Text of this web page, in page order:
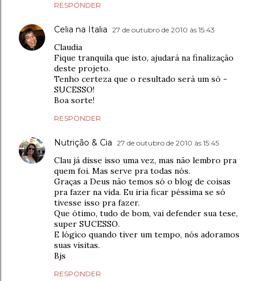
RESPONDER
Celia na Italia 27 de outubro de 2010 às 15:43
Claudia
Fique tranquila que isto, ajudará na finalização
deste projeto.
Tenho certeza que o resultado será um só -
SUCESSO!
Boa sorte!
RESPONDER
Nutrição & Cia 27 de outubro de 2010 às 15:45
Clau já disse isso uma vez, mas não lembro pra
quem foi. Mas serve pra todas nós.
Graças a Deus não temos só o blog de coisas
pra fazer na vida. Eu iria ficar péssima se só
tivesse isso pra fazer.
Que ótimo, tudo de bom, vai defender sua tese,
super SUCESSO.
E lógico quando tiver um tempo, nós adoramos
suas visitas.
Bjs
RESPONDER